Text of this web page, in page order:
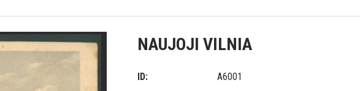
NAUJOJI VILNIA
ID:
A6001